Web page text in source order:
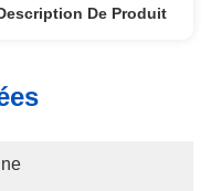
De Produit